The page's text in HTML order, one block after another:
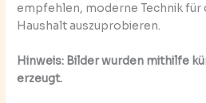
empfehlen, moderne Technik für
Haushalt auszuprobieren.
Hinweis: Bilder wurden mithilfe
erzeugt.